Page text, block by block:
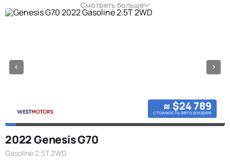
Смотреть больше
≈ $24 789
стоимость авто в корее
2022 Genesis G70
Gasoline 2.5T 2WD